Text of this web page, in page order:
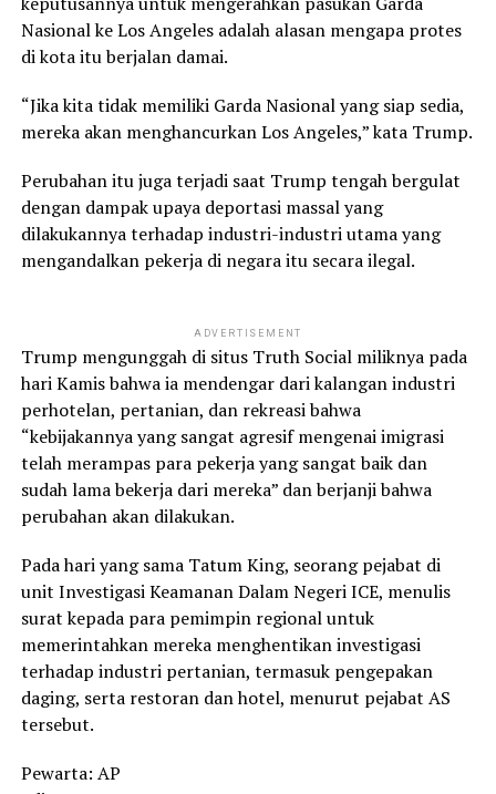
Nasional ke Los Angeles adalah alasan mengapa protes
di kota itu berjalan damai.
“Jika kita tidak memiliki Garda Nasional yang siap sedia,
mereka akan menghancurkan Los Angeles,” kata Trump.
Perubahan itu juga terjadi saat Trump tengah bergulat
dengan dampak upaya deportasi massal yang
dilakukannya terhadap industri-industri utama yang
mengandalkan pekerja di negara itu secara ilegal.
ADVERTISEMENT
Trump mengunggah di situs Truth Social miliknya pada
hari Kamis bahwa ia mendengar dari kalangan industri
perhotelan, pertanian, dan rekreasi bahwa
“kebijakannya yang sangat agresif mengenai imigrasi
telah merampas para pekerja yang sangat baik dan
sudah lama bekerja dari mereka” dan berjanji bahwa
perubahan akan dilakukan.
Pada hari yang sama Tatum King, seorang pejabat di
unit Investigasi Keamanan Dalam Negeri ICE, menulis
surat kepada para pemimpin regional untuk
memerintahkan mereka menghentikan investigasi
terhadap industri pertanian, termasuk pengepakan
daging, serta restoran dan hotel, menurut pejabat AS
tersebut.
Pewarta: AP